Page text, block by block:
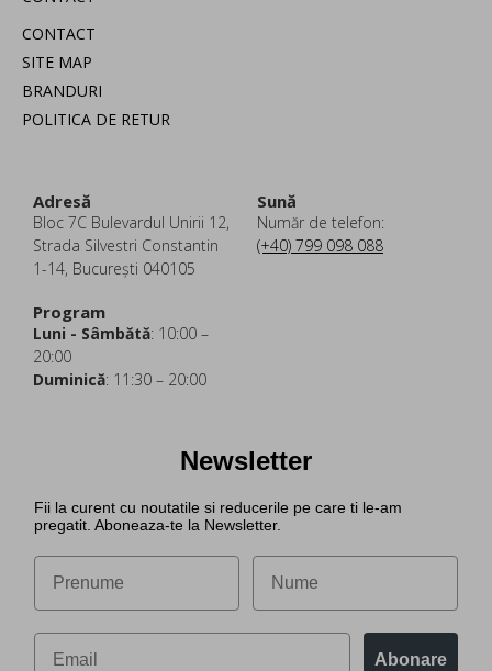
CONTACT
SITE MAP
BRANDURI
POLITICA DE RETUR
Adresă
Bloc 7C Bulevardul Unirii 12,
Strada Silvestri Constantin
1-14, București 040105
Sună
Număr de telefon:
(+40) 799 098 088
Program
Luni - Sâmbătă: 10:00 –
20:00
Duminică: 11:30 – 20:00
Newsletter
Fii la curent cu noutatile si reducerile pe care ti le-am
pregatit. Aboneaza-te la Newsletter.
Abonare